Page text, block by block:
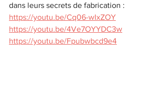
dans leurs secrets de fabrication :
https://youtu.be/Cq06-wIxZOY
https://youtu.be/4Ve7OYYDC3w
https://youtu.be/Fpubwbcd9e4